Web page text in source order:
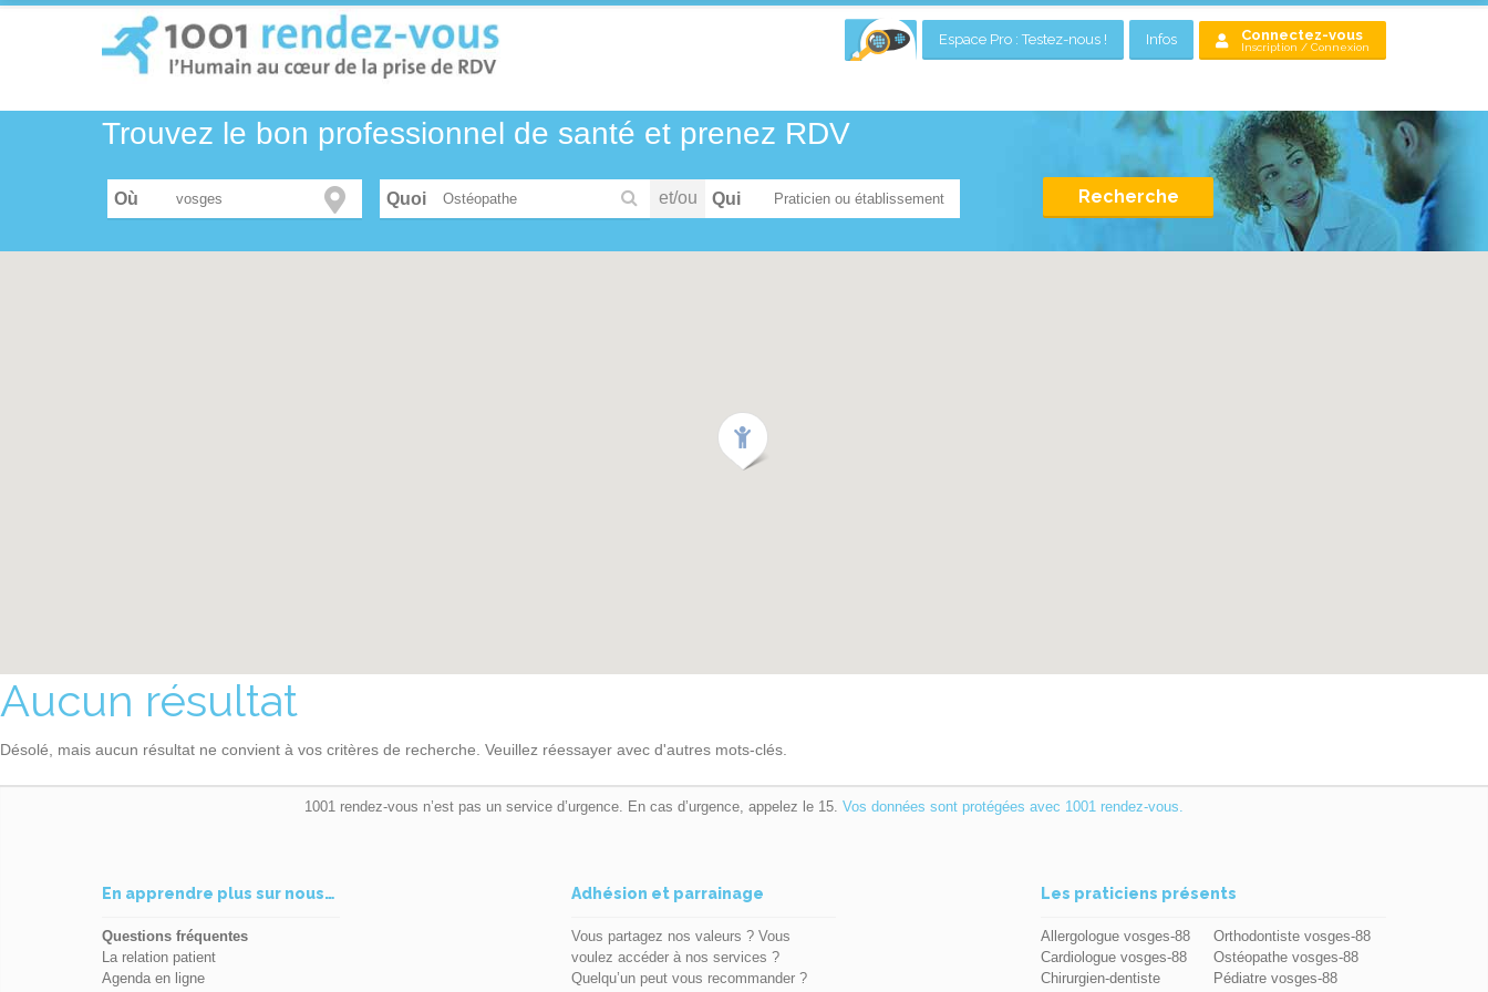
Espace Pro : Testez-nous ! Infos Connectez-vous
Inscription / Connexion
Trouvez le bon professionnel de santé et prenez RDV
Où Ostéopathe et/ou Qui Recherche
Aucun résultat
Désolé, mais aucun résultat ne convient à vos critères de recherche. Veuillez réessayer avec d'autres mots-clés.
1001 rendez-vous n’est pas un service d’urgence. En cas d’urgence, appelez le 15. Vos données sont protégées avec 1001 rendez-vous.
En apprendre plus sur nous…
Questions fréquentes
La relation patient
Agenda en ligne
Adhésion et parrainage
Vous partagez nos valeurs ? Vous
voulez accéder à nos services ?
Quelqu’un peut vous recommander ?
Les praticiens présents
Allergologue vosges-88
Cardiologue vosges-88
Chirurgien-dentiste
Orthodontiste vosges-88
Ostéopathe vosges-88
Pédiatre vosges-88